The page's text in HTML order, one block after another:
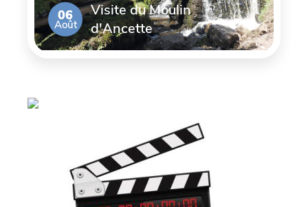
06
Août
Visite du Moulin
d'Ancette